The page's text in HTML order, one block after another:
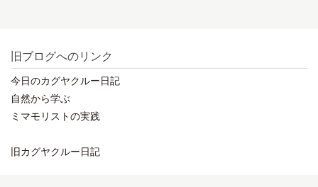
旧ブログへのリンク
今日のカグヤクルー日記
自然から学ぶ
ミマモリストの実践
旧カグヤクルー日記